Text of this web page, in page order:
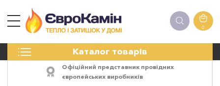
0
Каталог товарів
ПЕЧІ
ЕЛЕКТРОКАМІНИ
Офіційний представник провідних
європейських виробників